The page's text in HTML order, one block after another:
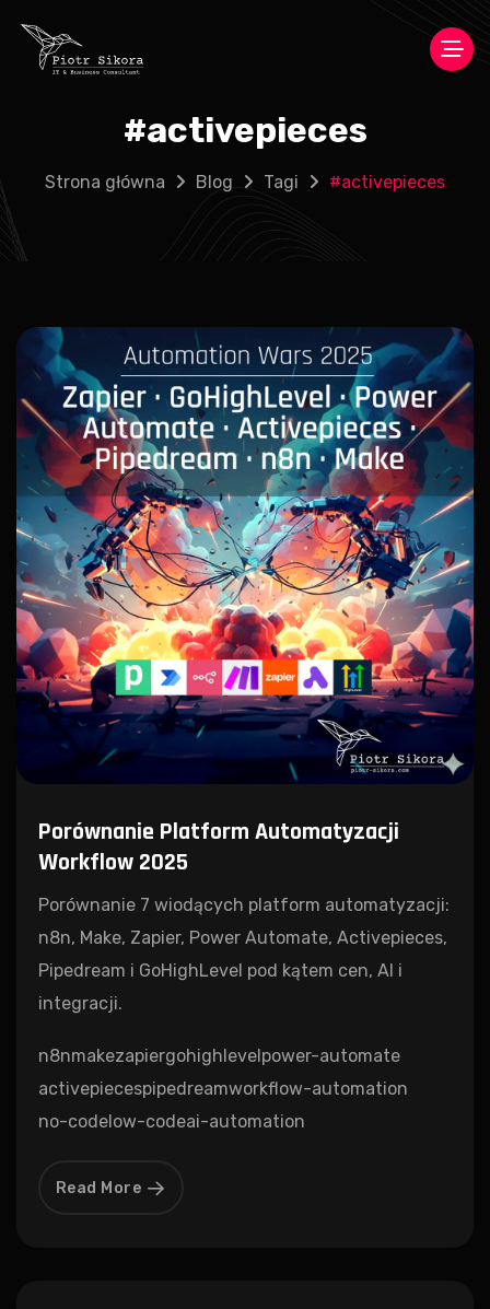
#activepieces
Strona główna Blog Tagi #activepieces
Porównanie Platform Automatyzacji
Workflow 2025
Porównanie 7 wiodących platform automatyzacji:
n8n, Make, Zapier, Power Automate, Activepieces,
Pipedream i GoHighLevel pod kątem cen, AI i
integracji.
n8nmakezapiergohighlevelpower-automate
activepiecespipedreamworkflow-automation
no-codelow-codeai-automation
Read More